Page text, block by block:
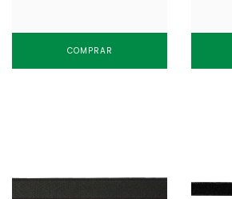
COMPRAR